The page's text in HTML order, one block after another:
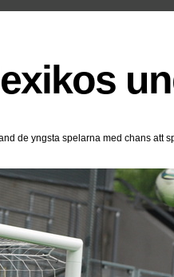
de yngsta spelarna med chans att